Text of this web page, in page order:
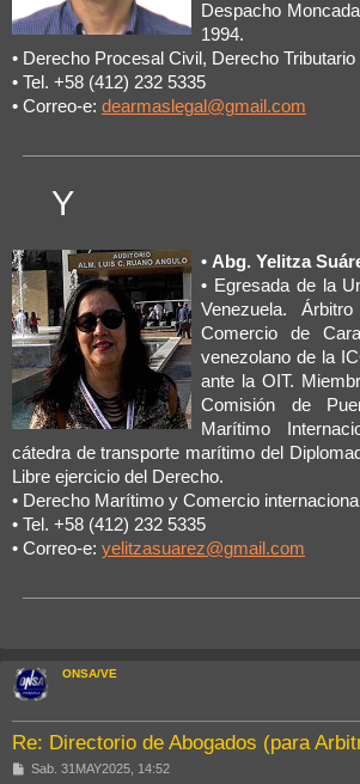
Despacho
1994.
• Derecho Procesal Civil, Derecho
• Tel. +58 (412) 232 5335
• Correo-e: dearmaslegal@gmail.com
Y
• Abg. Yelitza
• Egresada de la
Venezuela.
Comercio de
venezolano de la
ante la OIT.
Comisión de
Marítimo
cátedra de transporte marítimo del
Libre ejercicio del Derecho.
• Derecho Marítimo y Comercio
• Tel. +58 (412) 232 5335
• Correo-e: yelitzasuarez@gmail.com
ONSA/VE
Re: Directorio de Abogados (para
M
Sab. 31MAY2025, 14:52